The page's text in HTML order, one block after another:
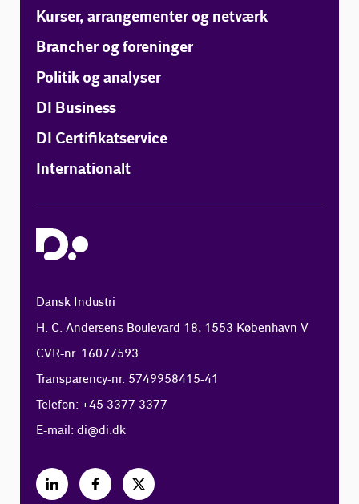
Kurser, arrangementer og netværk
Brancher og foreninger
Politik og analyser
DI Business
DI Certifikatservice
Internationalt
Dansk Industri
H. C. Andersens Boulevard 18, 1553 København V
CVR-nr. 16077593
Transparency-nr. 5749958415-41
Telefon: +45 3377 3377
E-mail:di@di.dk